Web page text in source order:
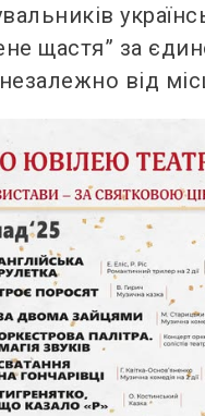
щастя” за
від